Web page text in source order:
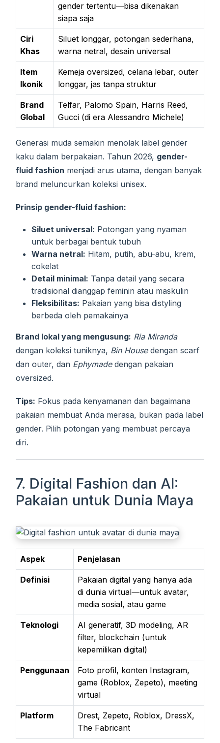
gender tertentu—bisa dikenakan
siapa saja
Ciri
Khas
Siluet longgar, potongan sederhana,
warna netral, desain universal
Item
Ikonik
Kemeja oversized, celana lebar, outer
longgar, jas tanpa struktur
Brand
Global
Telfar, Palomo Spain, Harris Reed,
Gucci (di era Alessandro Michele)
Generasi muda semakin menolak label gender
kaku dalam berpakaian. Tahun 2026, gender-
fluid fashion menjadi arus utama, dengan banyak
brand meluncurkan koleksi unisex.
Prinsip gender-fluid fashion:
Siluet universal: Potongan yang nyaman
untuk berbagai bentuk tubuh
Warna netral: Hitam, putih, abu-abu, krem,
cokelat
Detail minimal: Tanpa detail yang secara
tradisional dianggap feminin atau maskulin
Fleksibilitas: Pakaian yang bisa distyling
berbeda oleh pemakainya
Brand lokal yang mengusung: Ria Miranda
dengan koleksi tuniknya, Bin Housedengan scarf
dan outer, dan Ephymadedengan pakaian
oversized.
Tips: Fokus pada kenyamanan dan bagaimana
pakaian membuat Anda merasa, bukan pada label
gender. Pilih potongan yang membuat percaya
diri.
7. Digital Fashion dan AI:
Pakaian untuk Dunia Maya
Aspek Penjelasan
Definisi
Pakaian digital yang hanya ada
di dunia virtual—untuk avatar,
media sosial, atau game
Teknologi
AI generatif, 3D modeling, AR
filter, blockchain (untuk
kepemilikan digital)
Penggunaan
Foto profil, konten Instagram,
game (Roblox, Zepeto), meeting
virtual
Platform
Drest, Zepeto, Roblox, DressX,
The Fabricant